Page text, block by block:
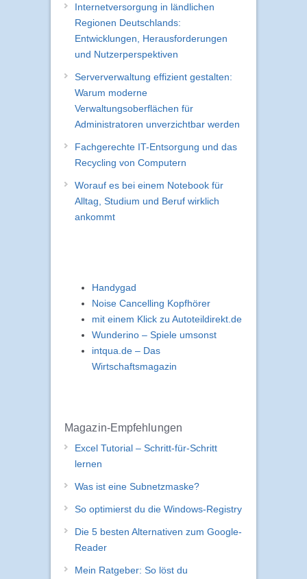
Internetversorgung in ländlichen
Regionen Deutschlands:
Entwicklungen, Herausforderungen
und Nutzerperspektiven
Serververwaltung effizient gestalten:
Warum moderne
Verwaltungsoberflächen für
Administratoren unverzichtbar werden
Fachgerechte IT-Entsorgung und das
Recycling von Computern
Worauf es bei einem Notebook für
Alltag, Studium und Beruf wirklich
ankommt
Handygad
Noise Cancelling Kopfhörer
mit einem Klick zu Autoteildirekt.de
Wunderino – Spiele umsonst
intqua.de – Das
Wirtschaftsmagazin
Magazin-Empfehlungen
Excel Tutorial – Schritt-für-Schritt
lernen
Was ist eine Subnetzmaske?
So optimierst du die Windows-Registry
Die 5 besten Alternativen zum Google-
Reader
Mein Ratgeber: So löst du